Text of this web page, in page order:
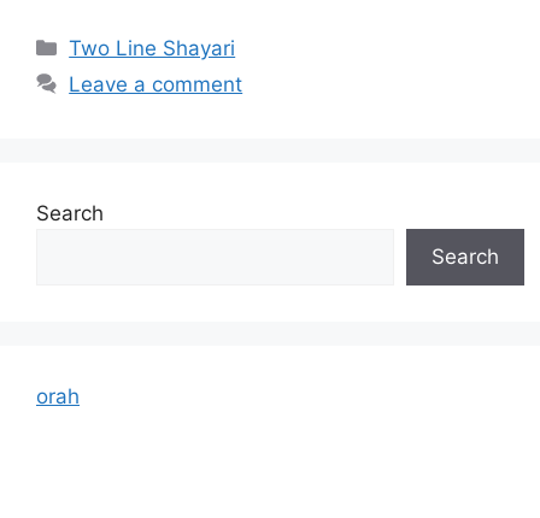
Categories
Two Line Shayari
Leave a comment
Search
Search
orah